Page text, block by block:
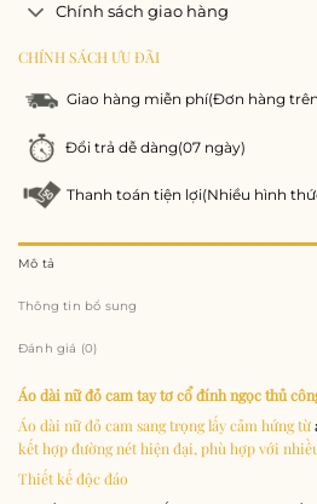
Chính sách giao hàng
CHÍNH SÁCH ƯU ĐÃI
Giao hàng miễn phí(Đơn hàng
Đổi trả dễ dàng(07 ngày)
Thanh toán tiện lợi(Nhiều hình
Mô tả
Thông tin bổ sung
Đánh giá (0)
Áo dài nữ đỏ cam tay tơ cổ đính ngọc thủ
Áo dài nữ đỏ cam sang trọng lấy cảm hứng từ
kết hợp đường nét hiện đại, phù hợp với
Thiết kế độc đáo